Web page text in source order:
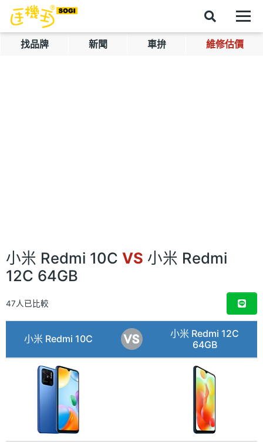
找品牌 新聞 車拚 維修估價
小米 Redmi 10C VS 小米 Redmi
12C 64GB
47人已比較
小米 Redmi 10C
小米 Redmi 12C
64GB